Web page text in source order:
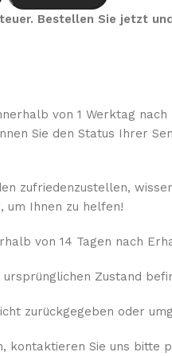
Bestellen Sie jetzt
von 1 Werktag
Sie den Status Ihrer
zufriedenzustellen,
um Ihnen zu helfen!
von 14 Tagen nach
ursprünglichen Zustand
zurückgegeben oder
kontaktieren Sie uns bitte